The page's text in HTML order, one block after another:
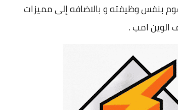
بنفس وظيفته و بالاضافه إلى مميزات
الوين امب .